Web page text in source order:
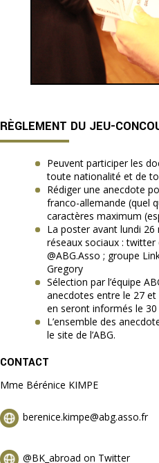
RÈGLEMENT DU JEU-
Peuvent participer les
toute nationalité et de
Rédiger une anecdote
franco-allemande (quel
caractères maximum
La poster avant lundi
réseaux sociaux : twitter
@ABG.Asso ; groupe
Gregory
Sélection par l’équipe
anecdotes entre le 27
en seront informés le
L’ensemble des
le site de l’ABG.
CONTACT
Mme Bérénice KIMPE
berenice.kimpe@abg.asso.fr
@BK_abroad on Twitter